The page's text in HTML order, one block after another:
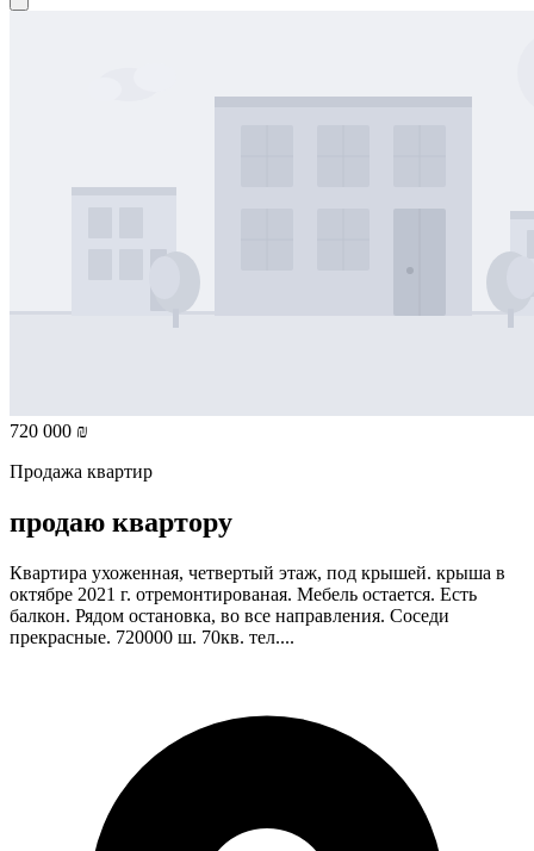
720 000 ₪
Продажа квартир
продаю квартору
Квартира ухоженная, четвертый этаж, под крышей. крыша в
октябре 2021 г. отремонтированая. Мебель остается. Есть
балкон. Рядом остановка, во все направления. Соседи
прекрасные. 720000 ш. 70кв. тел....